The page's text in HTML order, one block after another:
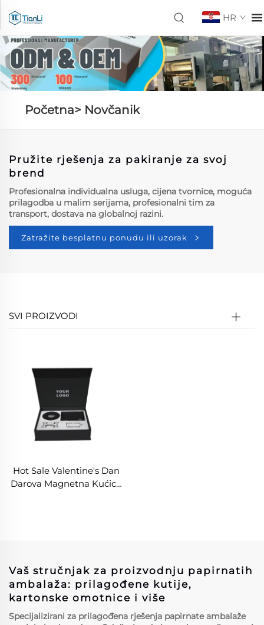
HR
Početna> Novčanik
Pružite rješenja za pakiranje za svoj
brend
Profesionalna individualna usluga, cijena tvornice, moguća
prilagodba u malim serijama, profesionalni tim za
transport, dostava na globalnoj razini.
Zatražite besplatnu ponudu ili uzorak
SVI PROIZVODI
Hot Sale Valentine's Dan
Darova Magnetna Kućica
Vaš stručnjak za proizvodnju papirnatih
ambalaža: prilagođene kutije,
kartonske omotnice i više
Specijalizirani za prilagođena rješenja papirnate ambalaže